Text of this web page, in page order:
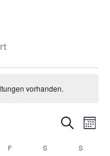
vorhanden.
Suche
FFREITAG S SAMSTAGS